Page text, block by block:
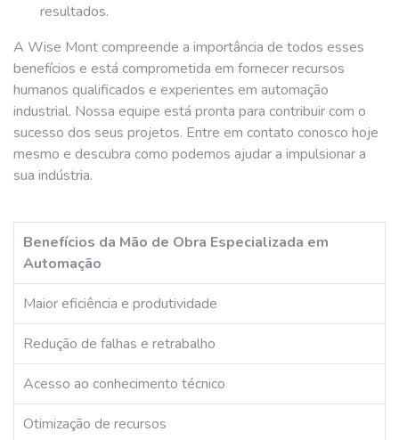
resultados.
A Wise Mont compreende a importância de todos esses
benefícios e está comprometida em fornecer recursos
humanos qualificados e experientes em automação
industrial. Nossa equipe está pronta para contribuir com o
sucesso dos seus projetos. Entre em contato conosco hoje
mesmo e descubra como podemos ajudar a impulsionar a
sua indústria.
Benefícios da Mão de Obra Especializada em
Automação
Maior eficiência e produtividade
Redução de falhas e retrabalho
Acesso ao conhecimento técnico
Otimização de recursos